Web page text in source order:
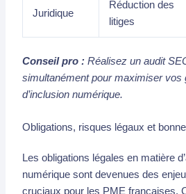
Juridique
Réduction des
litiges
Conseil pro : Réalisez un audit
simultanément pour maximiser vos
d’inclusion numérique.
Obligations, risques légaux et
Les obligations légales en matière
numérique sont devenues des
cruciaux pour les PME françaises.